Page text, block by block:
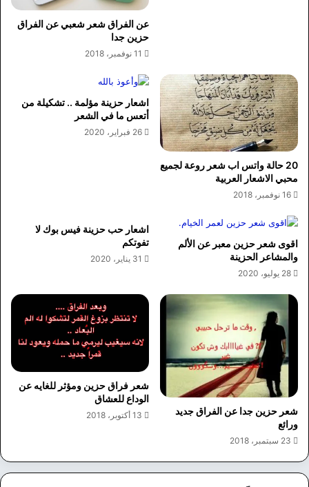
عن الفراق شعر شعبي عن الفراق
حزين جدا
11 نوفمبر، 2018
20 حالة واتس اب شعر روعة لجميع
محبي الاشعار العربية
16 نوفمبر، 2018
اشعار حزينة مؤلمة .. تشكيلة من
أتعس ما في الشعر
26 فبراير، 2020
اقوى شعر حزين معبر عن الألم
والمشاعر الحزينة
28 يوليو، 2020
اشعار حب حزينة فيس بوك لا
تفوتكم
31 يناير، 2020
شعر حزين جدا عن الفراق جديد
ورائع
23 سبتمبر، 2018
شعر فراق حزين ومؤثر للغايه عن
الوداع للعشاق
13 أكتوبر، 2018